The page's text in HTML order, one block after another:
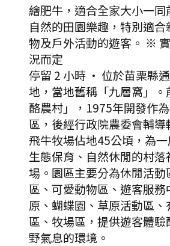
繪肥牛，適合全家大小一
自然的田園樂趣，特別適
物及戶外活動的遊客。 ※
況而定
停留 2 小時 · 位於苗栗縣
地，當地舊稱「九層窩」
酪農村」，1975年開發作
區，後經行政院農委會輔導
飛牛牧場佔地45公頃，為一
生態保育、自然休閒的村
場。園區主要分為休閒活
區、可愛動物區、遊客服
原、蝴蝶園、草原活動區
區、牧場區，提供遊客體
野氣息的環境。